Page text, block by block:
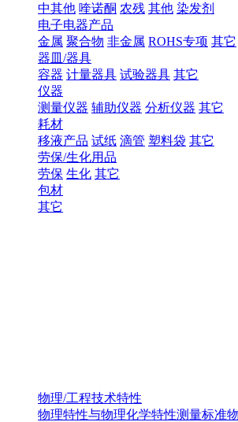
中其他 喹诺酮 农残 其他 染发剂
电子电器产品
金属 聚合物 非金属 ROHS专项 其它
器皿/器具
容器 计量器具 试验器具 其它
仪器
测量仪器 辅助仪器 分析仪器 其它
耗材
移液产品 试纸 滴管 塑料袋 其它
劳保/生化用品
劳保 生化 其它
包材
其它
物理/工程技术特性
物理特性与物理化学特性测量标准